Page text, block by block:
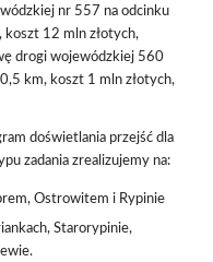
nr 557 na odcinku
koszt 12 mln złotych,
drogi wojewódzkiej 560
km, koszt 1 mln złotych,
doświetlania przejść dla
zadania zrealizujemy na:
Ostrowitem i Rypinie
Starorypinie,